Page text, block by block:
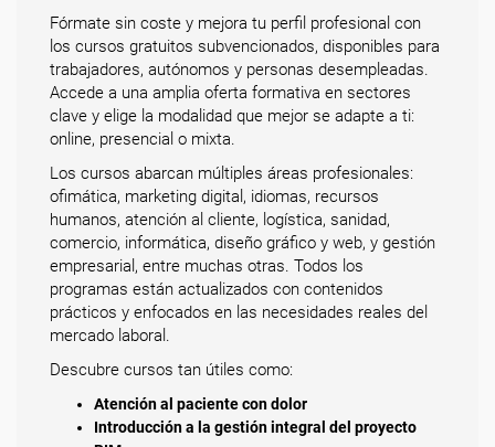
Fórmate sin coste y mejora tu perfil profesional con
los cursos gratuitos subvencionados, disponibles para
trabajadores, autónomos y personas desempleadas.
Accede a una amplia oferta formativa en sectores
clave y elige la modalidad que mejor se adapte a ti:
online, presencial o mixta.
Los cursos abarcan múltiples áreas profesionales:
ofimática, marketing digital, idiomas, recursos
humanos, atención al cliente, logística, sanidad,
comercio, informática, diseño gráfico y web, y gestión
empresarial, entre muchas otras. Todos los
programas están actualizados con contenidos
prácticos y enfocados en las necesidades reales del
mercado laboral.
Descubre cursos tan útiles como:
Atención al paciente con dolor
Introducción a la gestión integral del proyecto